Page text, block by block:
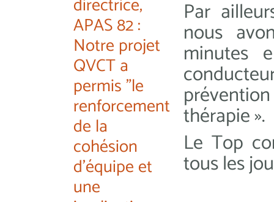
APAS 82 :
Notre projet
QVCT a
permis "le
renforcement
de la
cohésion
d'équipe et
une
Par
nous
minutes
thérapie ».
Le Top
tous les